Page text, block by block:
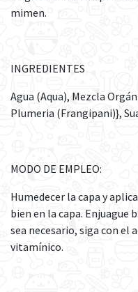
mimen.
INGREDIENTES
Agua (Aqua), Mezcla
Plumeria (Frangipani)},
MODO DE EMPLEO:
Humedecer la capa y
bien en la capa. Enjuague
sea necesario, siga con
vitamínico.